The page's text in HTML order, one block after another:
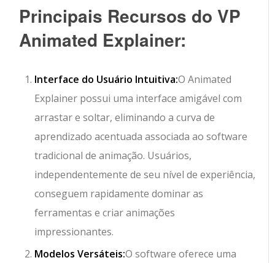
Principais Recursos do VP
Animated Explainer:
Interface do Usuário Intuitiva:O Animated
Explainer possui uma interface amigável com
arrastar e soltar, eliminando a curva de
aprendizado acentuada associada ao software
tradicional de animação. Usuários,
independentemente de seu nível de experiência,
conseguem rapidamente dominar as
ferramentas e criar animações
impressionantes.
Modelos Versáteis:O software oferece uma